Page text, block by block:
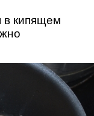
в кипящем